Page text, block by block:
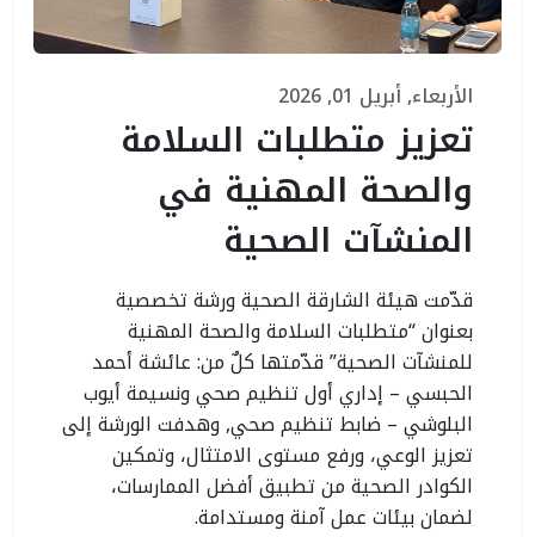
الأربعاء, أبريل 01, 2026
تعزيز متطلبات السلامة
والصحة المهنية في
المنشآت الصحية
قدّمت هيئة الشارقة الصحية ورشة تخصصية
بعنوان “متطلبات السلامة والصحة المهنية
للمنشآت الصحية” قدّمتها كلٌ من: عائشة أحمد
الحبسي – إداري أول تنظيم صحي ونسيمة أيوب
البلوشي – ضابط تنظيم صحي, وهدفت الورشة إلى
تعزيز الوعي، ورفع مستوى الامتثال، وتمكين
الكوادر الصحية من تطبيق أفضل الممارسات،
لضمان بيئات عمل آمنة ومستدامة.